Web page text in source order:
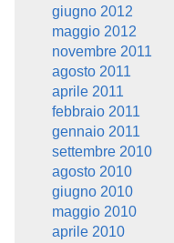
giugno 2012
maggio 2012
novembre 2011
agosto 2011
aprile 2011
febbraio 2011
gennaio 2011
settembre 2010
agosto 2010
giugno 2010
maggio 2010
aprile 2010